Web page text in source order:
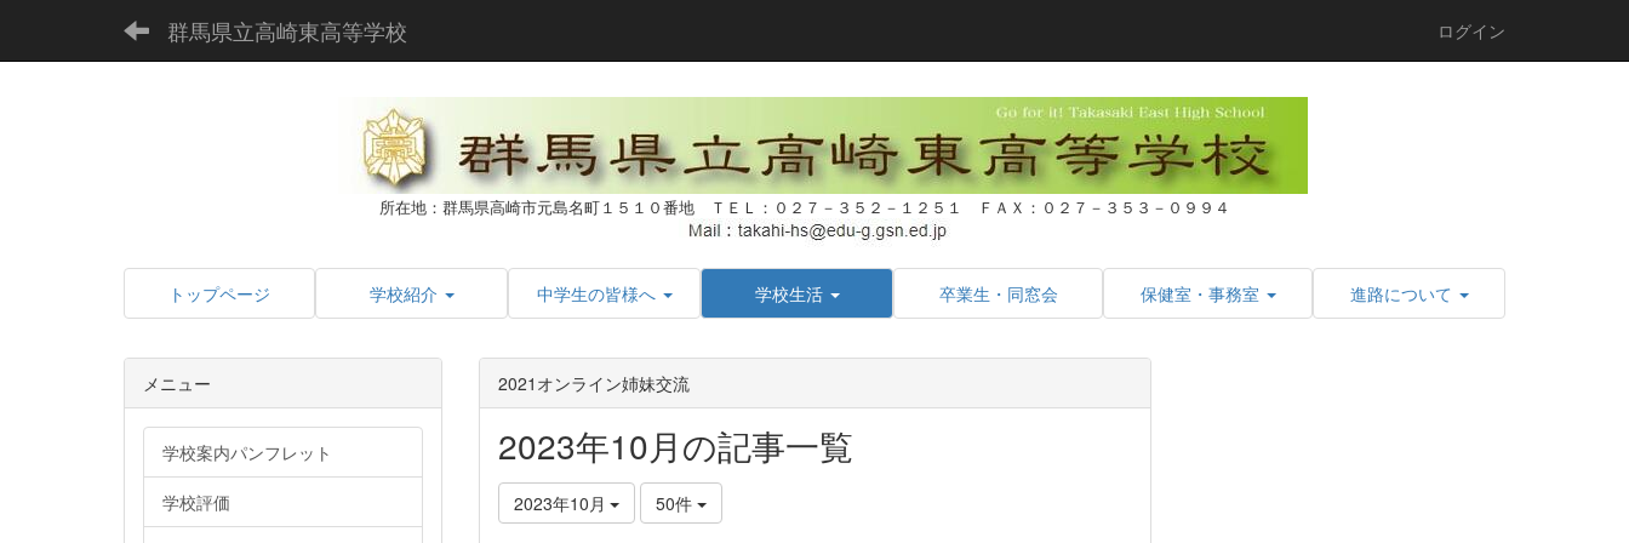
群馬県立高崎東高等学校 ログイン
所在地：群馬県高崎市元島名町１５１０番地 ＴＥＬ：０２７－３５２－１２５１ ＦＡＸ：０２７－３５３－０９９４
トップページ 学校紹介 中学生の皆様へ 学校生活 卒業生・同窓会 保健室・事務室 進路について
2021オンライン姉妹交流
2023年10月の記事一覧
2023年10月 50件
メニュー
学校案内パンフレット
学校評価